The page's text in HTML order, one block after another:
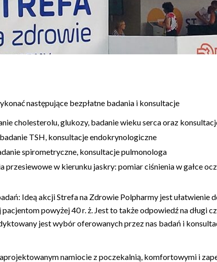
następujące bezpłatne badania i konsultacje
cholesterolu, glukozy, badanie wieku serca oraz
TSH, konsultacje endokrynologiczne
spirometryczne, konsultacje pulmonologa
przesiewowe w kierunku jaskry: pomiar ciśnienia w gałce
Ideą akcji Strefa na Zdrowie Polpharmy jest ułatwienie
powyżej 40 r. ż. Jest to także odpowiedź na długi
jest wybór oferowanych przez nas badań i
namiocie z poczekalnią, komfortowymi i